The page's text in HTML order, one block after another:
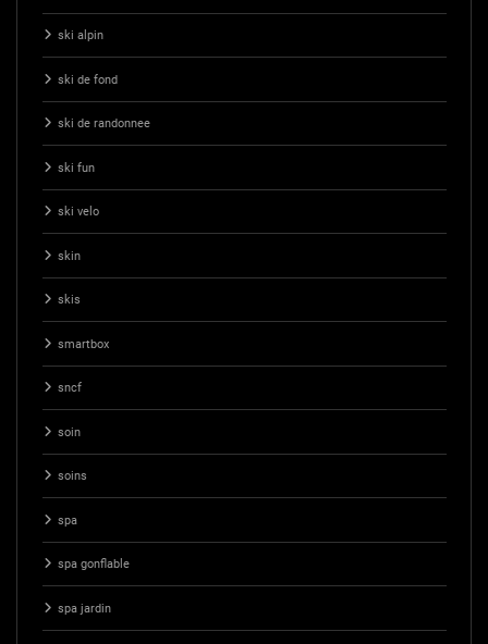
ski alpin
ski de fond
ski de randonnee
ski fun
ski velo
skin
skis
smartbox
sncf
soin
soins
spa
spa gonflable
spa jardin